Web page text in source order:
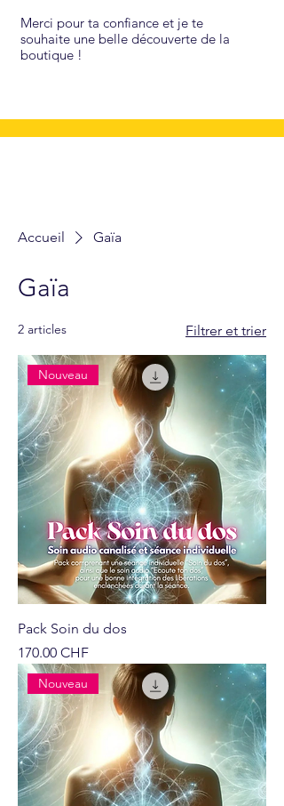
Merci pour ta confiance et je te
souhaite une belle découverte de la
boutique !
Accueil Gaïa
Gaïa
2 articles Filtrer et trier
Nouveau
Pack Soin du dos
Prix
170.00 CHF
Nouveau